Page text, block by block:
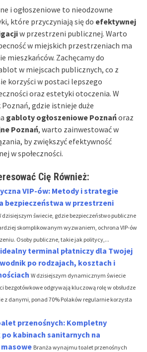
i ogłoszeniowe to nieodzowne
które przyczyniają się do efektywnej
w przestrzeni publicznej. Warto
w miejskich przestrzeniach ma
mieszkańców. Zachęcamy do
w miejscach publicznych, co z
korzyści w postaci lepszego
oraz estetyki otoczenia. W
gdzie istnieje duże
gabloty ogłoszeniowe Poznańoraz
Poznań, warto zainwestować w
by zwiększyć efektywność
w społeczności.
Cię Również:
VIP-ów: Metody i strategie
bezpieczeństwa w przestrzeni
dzisiejszym świecie, gdzie bezpieczeństwo publiczne
skomplikowanym wyzwaniem, ochrona VIP-ów
Osoby publiczne, takie jak politycy,...
terminal płatniczy dla Twojej
po rodzajach, kosztach i
W dzisiejszym dynamicznym świecie
bezgotówkowe odgrywają kluczową rolę w obsłudze
z danymi, ponad 70% Polaków regularnie korzysta
przenośnych: Kompletny
kabinach sanitarnych na
Branża wynajmu toalet przenośnych